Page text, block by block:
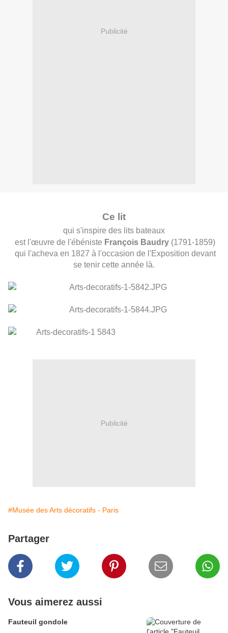
Publicité
Ce lit
qui s'inspire des lits bateaux
est l'œuvre de l'ébéniste François Baudry (1791-1859)
qui l'acheva en 1827 à l'occasion de l'Exposition devant
se tenir cette année là.
Publicité
#Musée des Arts décoratifs - Paris
Partager
Vous aimerez aussi
Fauteuil gondole